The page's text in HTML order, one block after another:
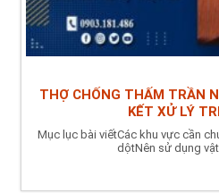
THỢ CHỐNG THẤM TRẦN
KẾT XỬ LÝ
Mục lục bài viếtCác khu vực cần
dộtNên sử dụng vật